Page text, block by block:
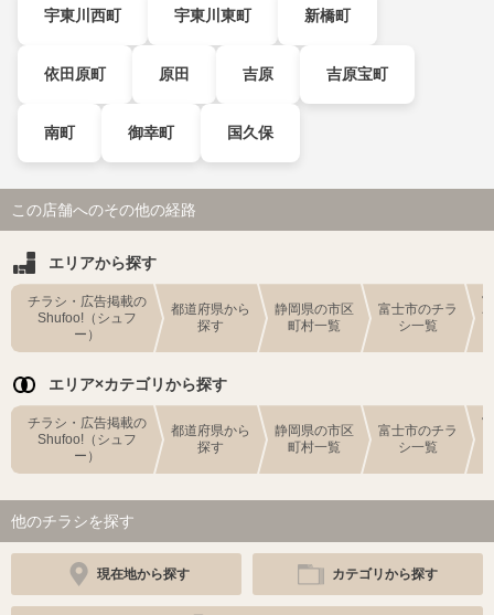
宇東川西町 宇東川東町 新橋町
依田原町 原田 吉原 吉原宝町
南町 御幸町 国久保
この店舗へのその他の経路
エリアから探す
チラシ・広告掲載の
Shufoo!（シュフ
ー）
都道府県から
探す
静岡県の市区
町村一覧
富士市のチラ
シ一覧
エリア×カテゴリから探す
チラシ・広告掲載の
Shufoo!（シュフ
ー）
都道府県から
探す
静岡県の市区
町村一覧
富士市のチラ
シ一覧
他のチラシを探す
現在地から探す カテゴリから探す